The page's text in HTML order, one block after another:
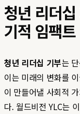
청년 리더
기적 임팩트
청년 리더십 기부는
이는 미래의 변화를
이 만들어낼 사회적
다. 월드비전 YLC는